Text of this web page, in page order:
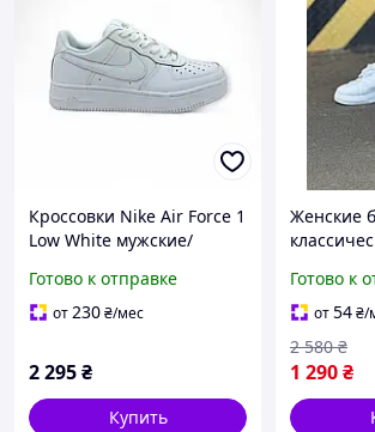
Кроссовки Nike Air Force 1
Low White мужские/
| Найк АФ1 Low 36
Готово к отправке
от230₴/мес
2 295₴
Купить
Женские
стильные
цвета,
Готово к
от54₴/
1 290₴
2 580 ₴